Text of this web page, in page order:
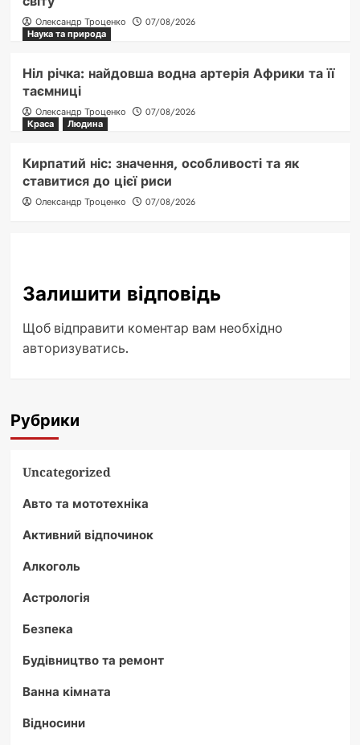
Олександр Троценко
07/08/2026
Наука та природа
Ніл річка: найдовша водна артерія Африки та її
таємниці
Олександр Троценко
07/08/2026
Краса
Людина
Кирпатий ніс: значення, особливості та як
ставитися до цієї риси
Олександр Троценко 07/08/2026
Залишити відповідь
Щоб відправити коментар вам необхідно
авторизуватись.
Рубрики
Uncategorized
Авто та мототехніка
Активний відпочинок
Алкоголь
Астрологія
Безпека
Будівництво та ремонт
Ванна кімната
Відносини